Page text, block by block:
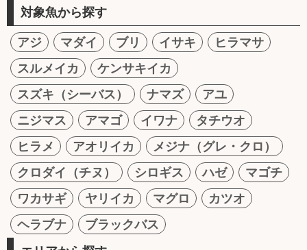
対象魚から探す
アジ マダイ ブリ イサキ
ヒラマサ
スルメイカ
ケンサキイカ
スズキ（シーバス）
ナマズ
アユ
ニジマス
アマゴ イワナ
タチウオ
ヒラメ
アオリイカ
メジナ（グレ・クロ）
クロダイ（チヌ）
シロギス ハゼ
マゴチ
ワカサギ
ヤリイカ マグロ
カツオ
ヘラブナ
ブラックバス